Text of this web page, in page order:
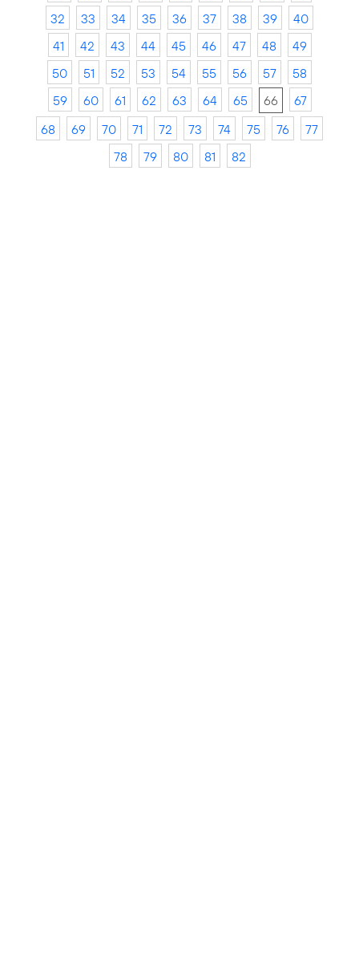
32
33 34 35 36 37 38 39
40
41
42 43 44 45 46 47 48
49
50
51 52 53 54 55 56 57
58
59
60 61 62 63 64 65 66
67
68
69 70 71 72 73 74 75 76
77
78
79 80 81 82